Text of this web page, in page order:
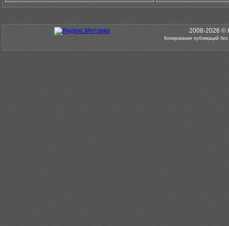
2008-2026 ©
Копирование публикаций